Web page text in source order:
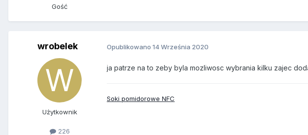
Gość
wrobelek
Użytkownik
226
Opublikowano 14 Września 2020
ja patrze na to zeby byla mozliwosc wybrania kilku zajec
Soki pomidorowe NFC